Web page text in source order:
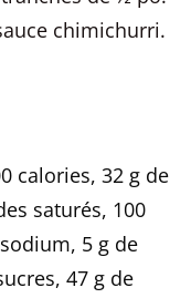
chimichurri.
calories, 32 g de
saturés, 100
5 g de
47 g de